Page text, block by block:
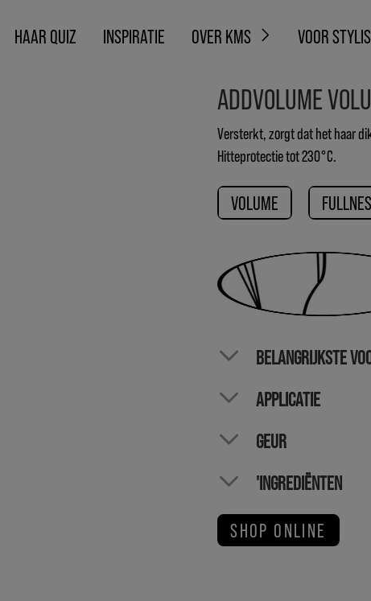
HAAR QUIZ INSPIRATIE OVER KMS VOOR
ADDVOLUME
Versterkt, zorgt dat het haar
Hitteprotectie tot 230°C.
VOLUME
BELANGRIJKSTE
APPLICATIE
GEUR
'INGREDIËNTEN
SHOP ONLINE